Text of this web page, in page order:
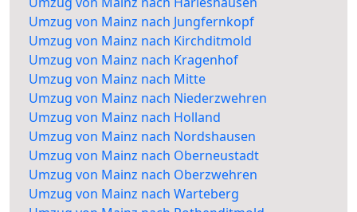
Umzug von Mainz nach Jungfernkopf
Umzug von Mainz nach Kirchditmold
Umzug von Mainz nach Kragenhof
Umzug von Mainz nach Mitte
Umzug von Mainz nach Niederzwehren
Umzug von Mainz nach Holland
Umzug von Mainz nach Nordshausen
Umzug von Mainz nach Oberneustadt
Umzug von Mainz nach Oberzwehren
Umzug von Mainz nach Warteberg